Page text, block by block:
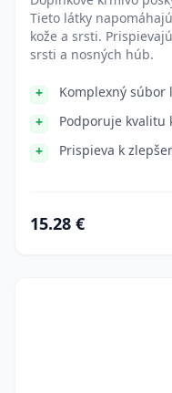
Tieto látky
kože a srsti.
srsti a nosných húb.
Komplexný súbor
Podporuje kvalitu
Prispieva k
15.28 €